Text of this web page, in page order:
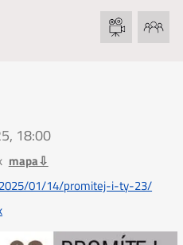
18:00
mapa⇩
01/14/promitej-i-ty-23/